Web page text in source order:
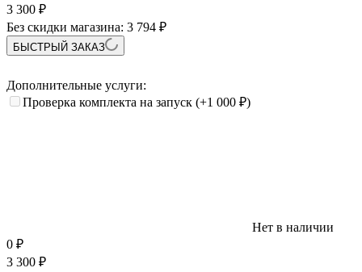
3 300 ₽
Без скидки магазина: 3 794 ₽
БЫСТРЫЙ ЗАКАЗ
Дополнительные услуги:
Проверка комплекта на запуск (+1 000 ₽)
Нет в наличии
0 ₽
3 300 ₽